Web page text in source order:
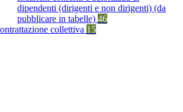
dipendenti (dirigenti e non dirigenti) (da
pubblicare in tabelle) 46
collettiva 15